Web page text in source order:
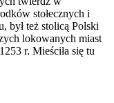
stołecznych i
był też stolicą Polski
lokowanych miast
r. Mieściła się tu